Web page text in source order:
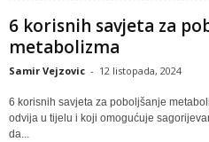
6 korisnih savjeta za
metabolizma
Samir Vejzovic - 12 listopada, 2024
6 korisnih savjeta za poboljšanje
odvija u tijelu i koji omogućuje
da...